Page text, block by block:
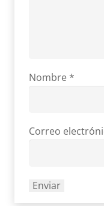
Nombre *
Correo